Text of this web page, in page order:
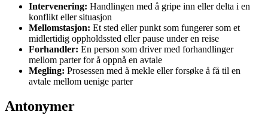
Intervenering: Handlingen med å gripe inn eller delta i en
konflikt eller situasjon
Mellomstasjon: Et sted eller punkt som fungerer som et
midlertidig oppholdssted eller pause under en reise
Forhandler: En person som driver med forhandlinger
mellom parter for å oppnå en avtale
Megling: Prosessen med å mekle eller forsøke å få til en
avtale mellom uenige parter
Antonymer